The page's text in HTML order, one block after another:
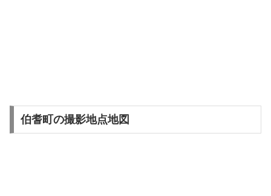
伯耆町の撮影地点地図